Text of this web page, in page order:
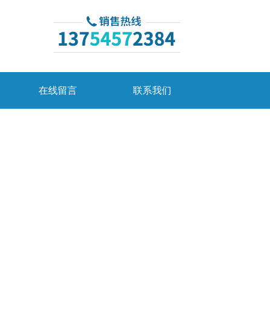
在线留言 联系我们